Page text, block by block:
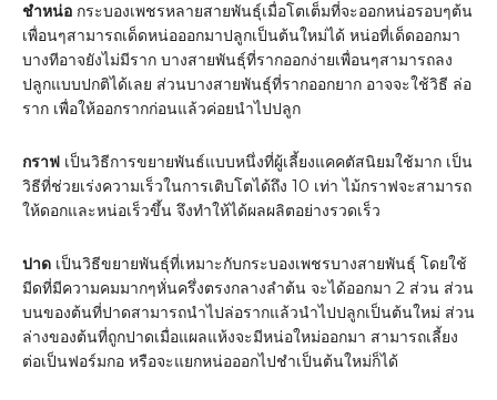
ชำหน่อ กระบองเพชรหลายสายพันธุ์เมื่อโตเต็มที่จะออกหน่อรอบๆต้น
เพื่อนๆสามารถเด็ดหน่อออกมาปลูกเป็นต้นใหม่ได้ หน่อที่เด็ดออกมา
บางทีอาจยังไม่มีราก บางสายพันธุ์ที่รากออกง่ายเพื่อนๆสามารถลง
ปลูกแบบปกติได้เลย ส่วนบางสายพันธุ์ที่รากออกยาก อาจจะใช้วิธี ล่อ
ราก เพื่อให้ออกรากก่อนแล้วค่อยนำไปปลูก
กราฟ เป็นวิธีการขยายพันธ์แบบหนึ่งที่ผู้เลี้ยงแคคตัสนิยมใช้มาก เป็น
วิธีที่ช่วยเร่งความเร็วในการเติบโตได้ถึง 10 เท่า ไม้กราฟจะสามารถ
ให้ดอกและหน่อเร็วขึ้น จึงทำให้ได้ผลผลิตอย่างรวดเร็ว
ปาด เป็นวิธีขยายพันธุ์ที่เหมาะกับกระบองเพชรบางสายพันธุ์ โดยใช้
มีดที่มีความคมมากๆหั่นครึ่งตรงกลางลำต้น จะได้ออกมา 2 ส่วน ส่วน
บนของต้นที่ปาดสามารถนำไปล่อรากแล้วนำไปปลูกเป็นต้นใหม่ ส่วน
ล่างของต้นที่ถูกปาดเมื่อแผลแห้งจะมีหน่อใหม่ออกมา สามารถเลี้ยง
ต่อเป็นฟอร์มกอ หรือจะแยกหน่อออกไปชำเป็นต้นใหม่ก็ได้